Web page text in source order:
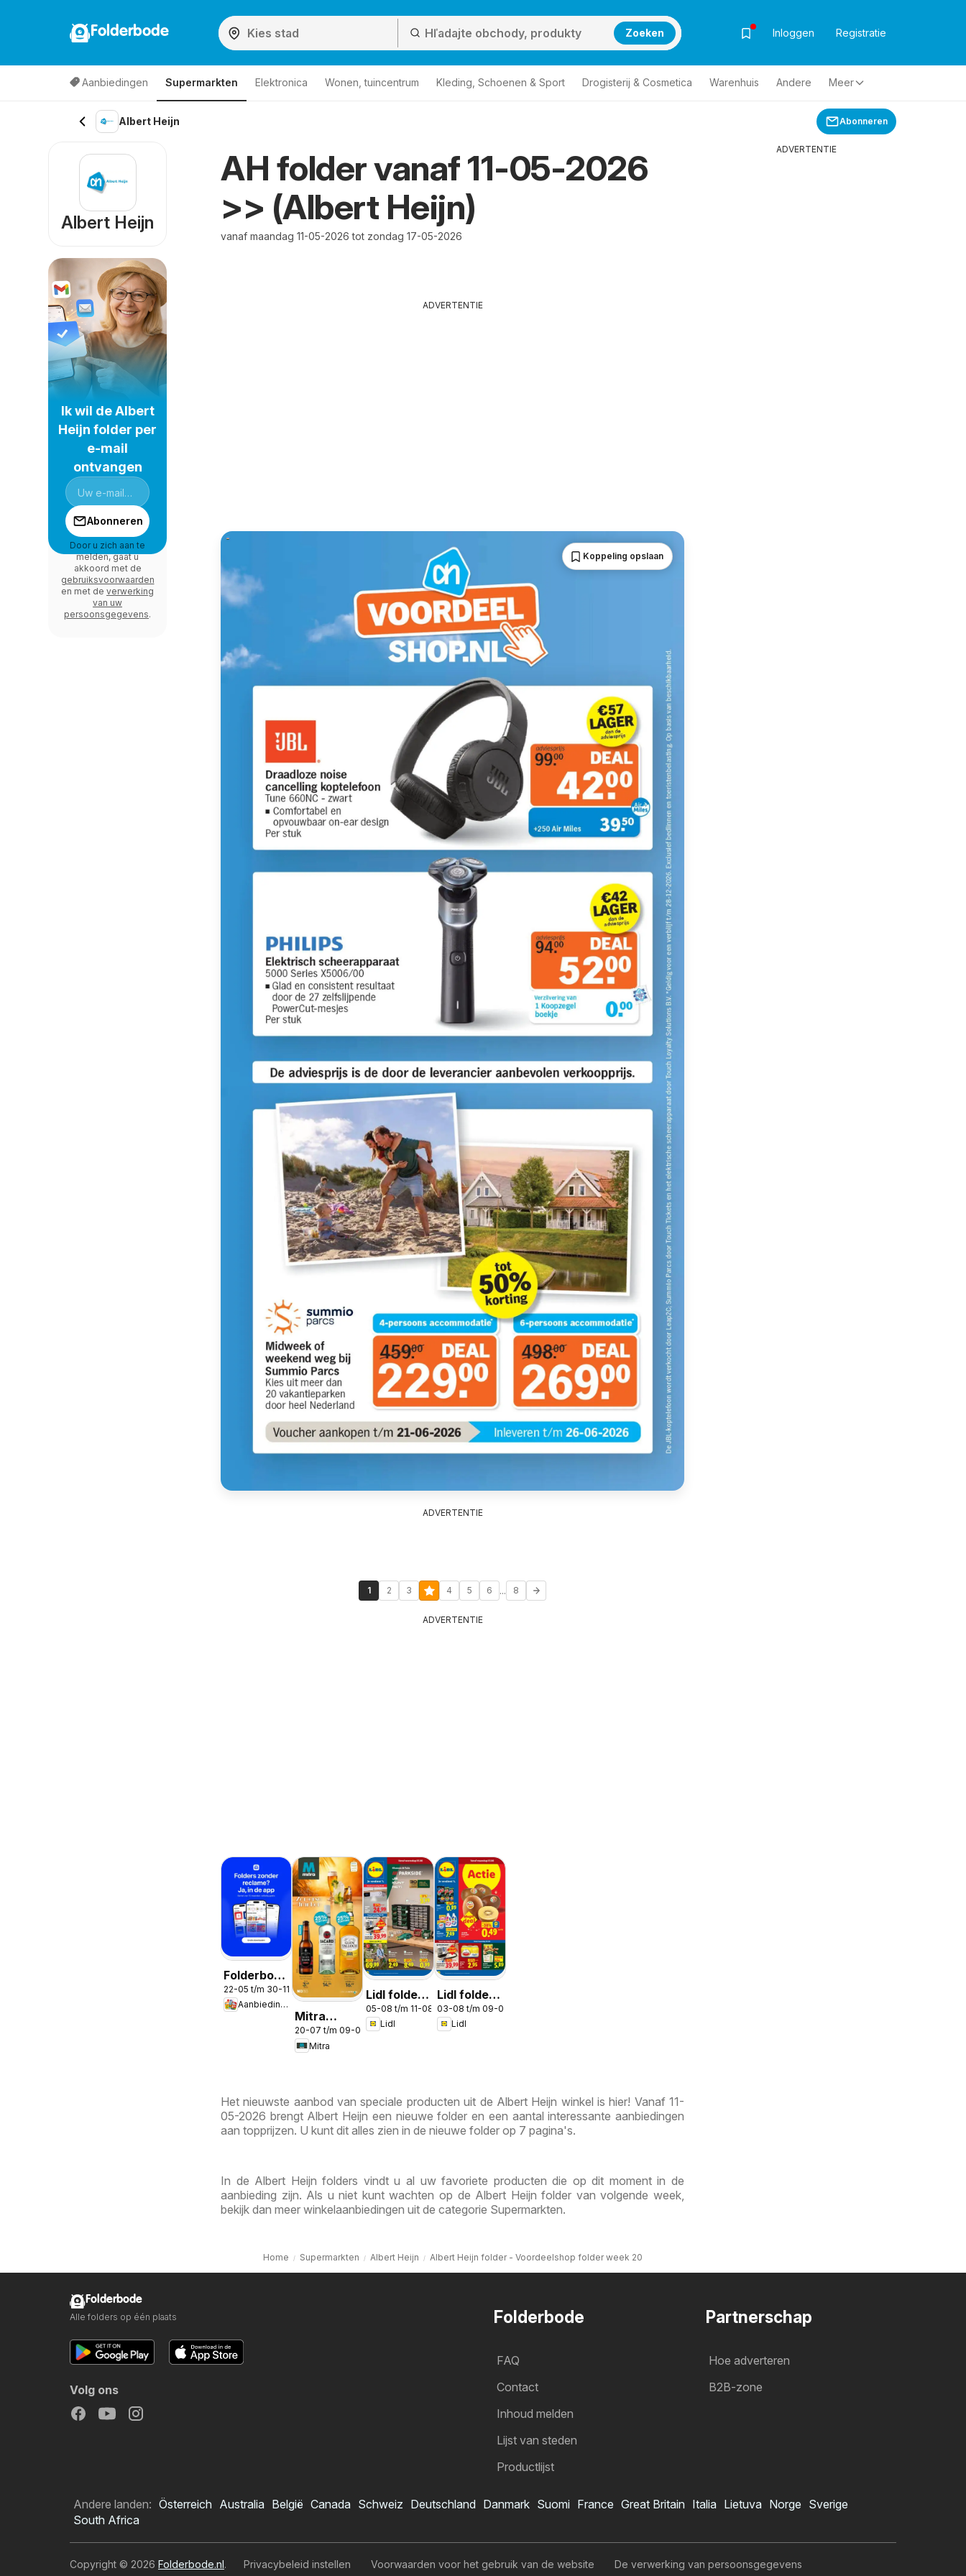
Folderbode Zoeken Inloggen Registratie
Aanbiedingen Supermarkten Elektronica Wonen, tuincentrum Kleding, Schoenen & Sport Drogisterij & Cosmetica Warenhuis Andere Meer
Albert Heijn Abonneren
Albert Heijn folder
Ik wil me abonneren op de folder
AH folder vanaf 11-05-2026
>> (Albert Heijn)
vanaf maandag 11-05-2026 tot zondag 17-05-2026
ADVERTENTIE
Koppeling opslaan
ADVERTENTIE
1 2 3 4 5 6 ... 8
ADVERTENTIE
Folderbode
-
Aanbiedingen
22-05 t/m 30-11-2026
Aanbiedingen
Mitra
Week 30 &
31
20-07 t/m 09-08-2026
Mitra
Lidl folder -
Non food
05-08 t/m 11-08-2026
Lidl
Lidl folder
week 32
03-08 t/m 09-08-2026
Lidl
Het nieuwste aanbod van speciale producten uit de Albert Heijn winkel is hier! Vanaf 11-
05-2026 brengt Albert Heijn een nieuwe folder en een aantal interessante aanbiedingen
aan topprijzen. U kunt dit alles zien in de nieuwe folder op 7 pagina's.
In de Albert Heijn folders vindt u al uw favoriete producten die op dit moment in de
aanbieding zijn. Als u niet kunt wachten op de Albert Heijn folder van volgende week,
bekijk dan meer winkelaanbiedingen uit de categorie Supermarkten.
Home Supermarkten Albert Heijn Albert Heijn folder - Voordeelshop folder week 20
Albert Heijn
Ik wil de Albert
Heijn folder per
e-mail
ontvangen
Abonneren
Door u zich aan te
melden, gaat u
akkoord met de
gebruiksvoorwaarden
en met de verwerking
van uw
persoonsgegevens.
ADVERTENTIE
Folderbode
FAQ
Contact
Inhoud melden
Lijst van steden
Productlijst
Partnerschap
Hoe adverteren
B2B-zone
Folderbode
Alle folders op één plaats
Volg ons
Andere landen: Österreich Australia België Canada Schweiz Deutschland Danmark Suomi France Great Britain Italia Lietuva Norge Sverige
South Africa
Copyright © 2026 Folderbode.nl. Privacybeleid instellen Voorwaarden voor het gebruik van de website De verwerking van persoonsgegevens